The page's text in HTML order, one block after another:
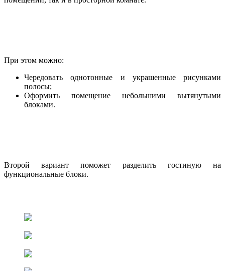
При этом можно:
Чередовать однотонные и украшенные рисунками
полосы;
Оформить помещение небольшими вытянутыми
блоками.
Второй вариант поможет разделить гостиную на
функциональные блоки.